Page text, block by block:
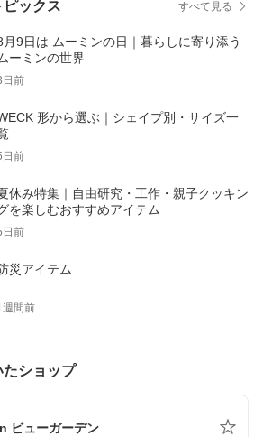
ックス すべて見る
月9日は ムーミンの日｜暮らしに寄り添う
ーミンの世界
日前
形から選ぶ｜シェイプ別・サイズ一
日前
休み特集｜自由研究・工作・親子クッキン
を楽しむおすすめアイテム
日前
災アイテム
週間前
たショップ
ビューガーデン